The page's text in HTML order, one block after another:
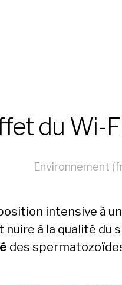
du Wi-
Environnement
intensive à
nuire à la qualité du
des